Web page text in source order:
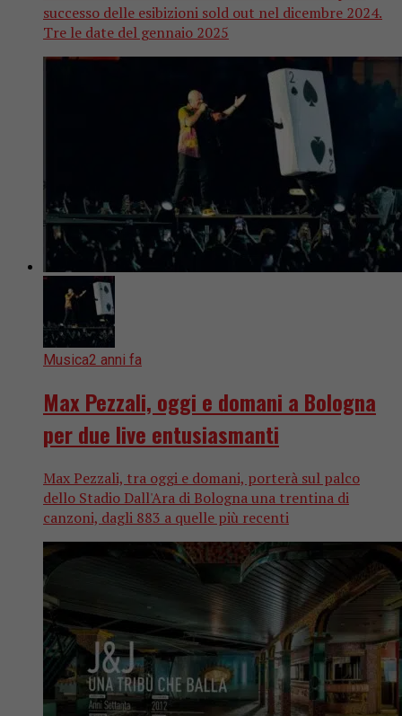
successo delle esibizioni sold out nel dicembre 2024.
Tre le date del gennaio 2025
Musica2 anni fa
Max Pezzali, oggi e domani a Bologna
per due live entusiasmanti
Max Pezzali, tra oggi e domani, porterà sul palco
dello Stadio Dall'Ara di Bologna una trentina di
canzoni, dagli 883 a quelle più recenti